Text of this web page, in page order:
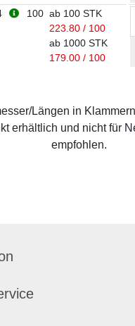
100 ab 100 STK
223.80 / 100
ab 1000 STK
179.00 / 100
Längen in
erhältlich und nicht für
empfohlen.